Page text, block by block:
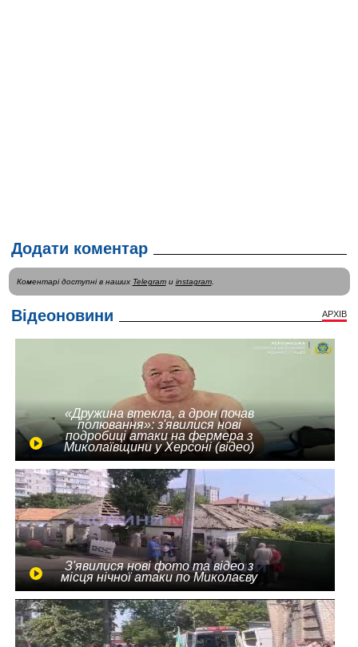
Додати коментар
Коментарі доступні в наших Telegramи instagram.
Відеоновини АРХІВ
«Дружина втекла, а дрон почав
полювання»: з'явилися нові
подробиці атаки на фермера з
Миколаївщини у Херсоні (відео)
З'явилися нові фото та відео з
місця нічної атаки по Миколаєву